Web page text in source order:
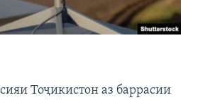
Тоҷикистон аз баррасии